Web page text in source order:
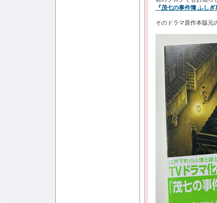
『茂七の事件簿 ふし
そのドラマ原作本版元